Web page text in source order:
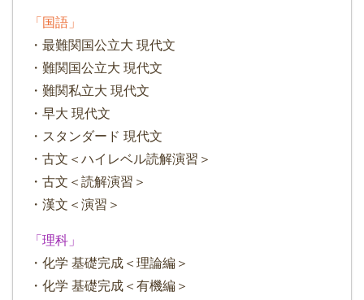
「国語」
・最難関国公立大 現代文
・難関国公立大 現代文
・難関私立大 現代文
・早大 現代文
・スタンダード 現代文
・古文＜ハイレベル読解演習＞
・古文＜読解演習＞
・漢文＜演習＞
「理科」
・化学 基礎完成＜理論編＞
・化学 基礎完成＜有機編＞